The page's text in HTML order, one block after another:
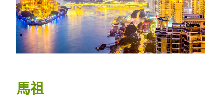
馬祖